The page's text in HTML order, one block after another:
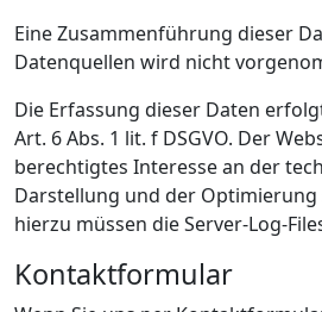
Eine Zusammenführung dieser
Datenquellen wird nicht
Die Erfassung dieser Daten
Art. 6 Abs. 1 lit. f DSGVO. Der
berechtigtes Interesse an der
Darstellung und der Optimierung
hierzu müssen die Server-Log-
Kontaktformular